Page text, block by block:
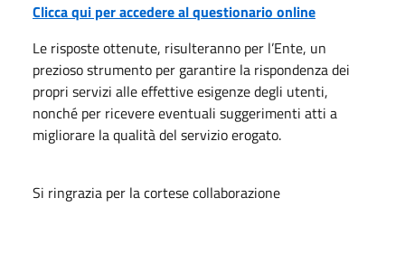
Clicca qui per accedere al questionario online
Le risposte ottenute, risulteranno per l’Ente, un
prezioso strumento per garantire la rispondenza dei
propri servizi alle effettive esigenze degli utenti,
nonché per ricevere eventuali suggerimenti atti a
migliorare la qualità del servizio erogato.
Si ringrazia per la cortese collaborazione